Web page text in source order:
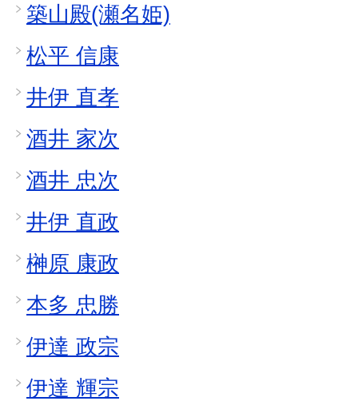
築山殿(瀬名姫)
松平 信康
井伊 直孝
酒井 家次
酒井 忠次
井伊 直政
榊原 康政
本多 忠勝
伊達 政宗
伊達 輝宗